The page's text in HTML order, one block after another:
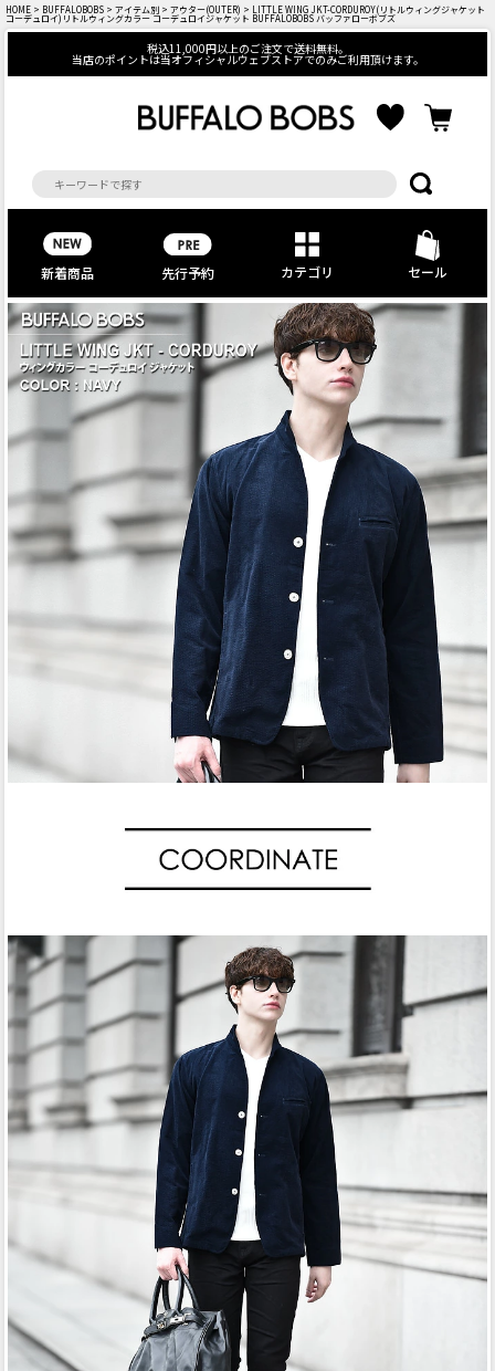
HOME > BUFFALOBOBS > アイテム別 > アウター(OUTER) > LITTLE WING JKT-CORDUROY(リトルウィングジャケット
コーデュロイ)リトルウィングカラー コーデュロイジャケット BUFFALOBOBS バッファローボブズ
税込11,000円以上のご注文で送料無料。
当店のポイントは当オフィシャルウェブストアでのみご利用頂けます。
新着商品 先行予約 カテゴリ セール